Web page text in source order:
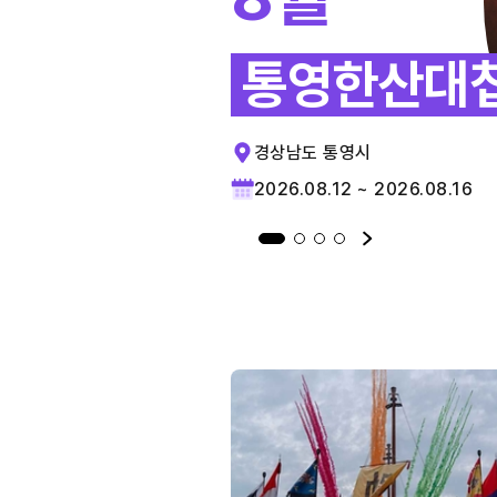
통영한산대
경상남도 통영시
2026.08.12 ~ 2026.08.16